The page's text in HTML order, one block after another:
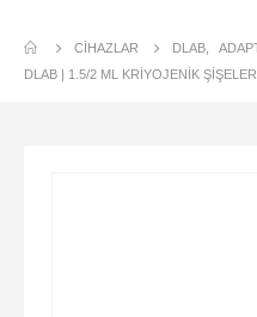
CIHAZLAR DLAB
DLAB | 1.5/2 ML KRIYOJENIK ŞIŞELER